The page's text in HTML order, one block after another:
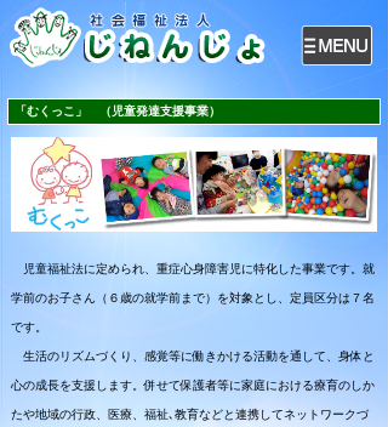
「むくっこ」 （児童発達支援事業）
児童福祉法に定められ、重症心身障害児に特化した事業です。就
学前のお子さん（６歳の就学前まで）を対象とし、定員区分は７名
です。
生活のリズムづくり、感覚等に働きかける活動を通して、身体と
心の成長を支援します。併せて保護者等に家庭における療育のしか
たや地域の行政、医療、福祉､教育などと連携してネットワークづ